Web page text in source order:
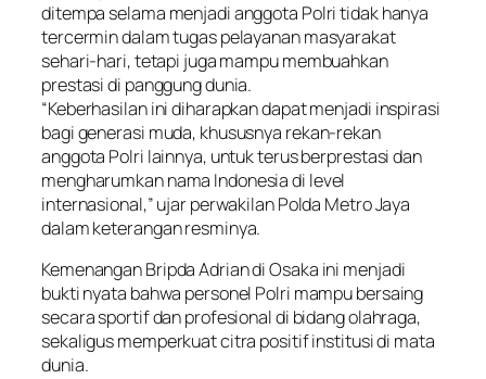
ditempa selama menjadi anggota Polri tidak hanya
tercermin dalam tugas pelayanan masyarakat
sehari-hari, tetapi juga mampu membuahkan
prestasi di panggung dunia.
“Keberhasilan ini diharapkan dapat menjadi inspirasi
bagi generasi muda, khususnya rekan-rekan
anggota Polri lainnya, untuk terus berprestasi dan
mengharumkan nama Indonesia di level
internasional,” ujar perwakilan Polda Metro Jaya
dalam keterangan resminya.
Kemenangan Bripda Adrian di Osaka ini menjadi
bukti nyata bahwa personel Polri mampu bersaing
secara sportif dan profesional di bidang olahraga,
sekaligus memperkuat citra positif institusi di mata
dunia.